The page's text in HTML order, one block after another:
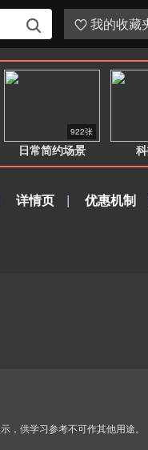
  我的收藏
日常简约场景
922张
详情页 | 优惠机制
，供学习参考不可作其他用途。